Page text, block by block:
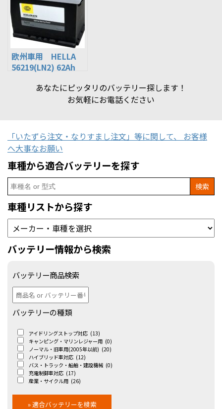
欧州車用 HELLA
56219(LN2) 62Ah
あなたにピッタリのバッテリー探します！
お気軽にお電話ください
「いたずら注文・なりすまし注文」等に関して、 お客様
へ大事なお願い
車種から適合バッテリーを探す
Search
for:
車種リストから探す
バッテリー情報から検索
バッテリー商品検索
バッテリーの種類
アイドリングストップ対応 (13)
キャンピング・マリンレジャー用 (0)
ノーマル・旧車用(2005年以前) (20)
ハイブリッド車対応 (12)
バス・トラック・船舶・建設機械 (0)
充電制御車対応 (17)
産業・サイクル用 (26)